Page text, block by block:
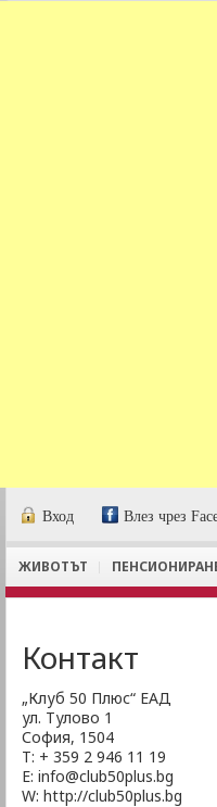
Вход Влез чрез
ЖИВОТЪТ
Контакт
„Клуб 50 Плюс“ ЕАД
ул. Тулово 1
София, 1504
Т: + 359 2 946 11 19
E: info@club50plus.bg
W: http://club50plus.bg